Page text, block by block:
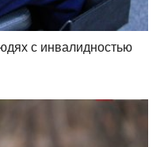
с инвалидностью